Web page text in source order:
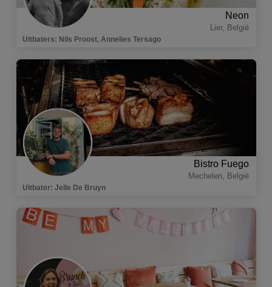
Neon
Lier, België
Uitbaters: Nils Proost, Annelies Tersago
Bistro Fuego
Mechelen, België
Uitbater: Jelle De Bruyn